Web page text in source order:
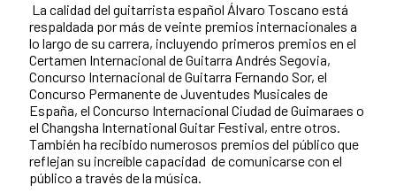
La calidad del guitarrista español Álvaro Toscano está
respaldada por más de veinte premios internacionales a
lo largo de su carrera, incluyendo primeros premios en el
Certamen Internacional de Guitarra Andrés Segovia,
Concurso Internacional de Guitarra Fernando Sor, el
Concurso Permanente de Juventudes Musicales de
España, el Concurso Internacional Ciudad de Guimaraes o
el Changsha International Guitar Festival, entre otros.
También ha recibido numerosos premios del público que
reflejan su increíble capacidad de comunicarse con el
público a través de la música.